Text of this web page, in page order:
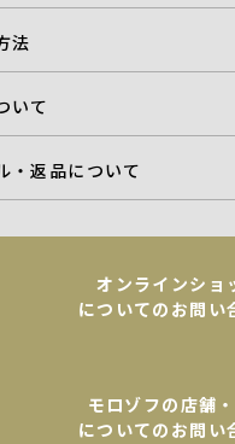
法
いて
・返品について
オンラインショ
についてのお問い
モロゾフの店舗
についてのお問い